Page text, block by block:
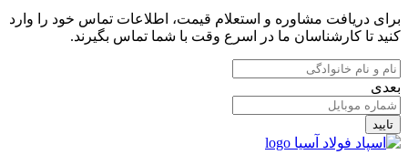
برای دریافت مشاوره و استعلام قیمت، اطلاعات تماس خود را وارد
کنید تا کارشناسان ما در اسرع وقت با شما تماس بگیرند.
بعدی
تایید